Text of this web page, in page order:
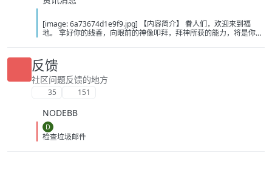
[image: 6a73674d1e9f9.jpg] 【内容简介】 眷人们，欢迎来到福
地。 拿好你的线香，向眼前的神像叩拜，拜神所获的能力，将是你们
悲剧轮回…… 【作者简介】 作者：幻梦猎人，起点中文网作者，代表
作品：《灾厄收容所》《诡异分解指南》《天灾疯人院》《基因收容
所》等 【下载地址】 百度：
https://pan.baidu.com/s/1CTpsB1_Ju5NwzAhO0MvwZQ?pwd=9a1v
夸克：https://pan.quark.cn/s/ffe07719ebb3?pwd=aUYh 移动：
反馈
社区问题反馈的地方
35 151
NODEBB
D
检查垃圾邮件